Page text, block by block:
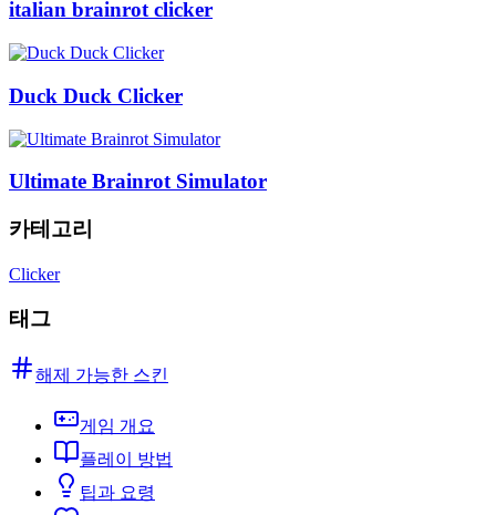
italian brainrot clicker
Duck Duck Clicker
Ultimate Brainrot Simulator
카테고리
Clicker
태그
해제 가능한 스킨
게임 개요
플레이 방법
팁과 요령